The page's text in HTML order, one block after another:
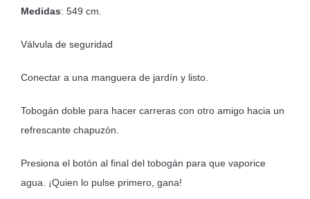
original
era:
Medidas: 549 cm.
Válvula de seguridad
Conectar a una manguera de jardín y listo.
Tobogán doble para hacer carreras con otro amigo hacia un
refrescante chapuzón.
Presiona el botón al final del tobogán para que vaporice
agua. ¡Quien lo pulse primero, gana!